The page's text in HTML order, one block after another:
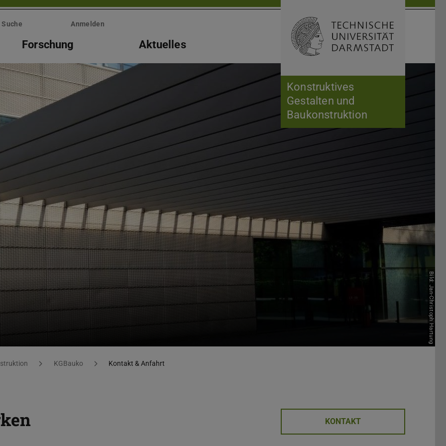
Konstruktives
Gestalten und
Baukonstruktion
Suche Anmelden
Forschung Aktuelles Suche öffnen
Bild: Jan-Christoph Hartung
KGBauko Kontakt & Anfahrt
KONTAKT